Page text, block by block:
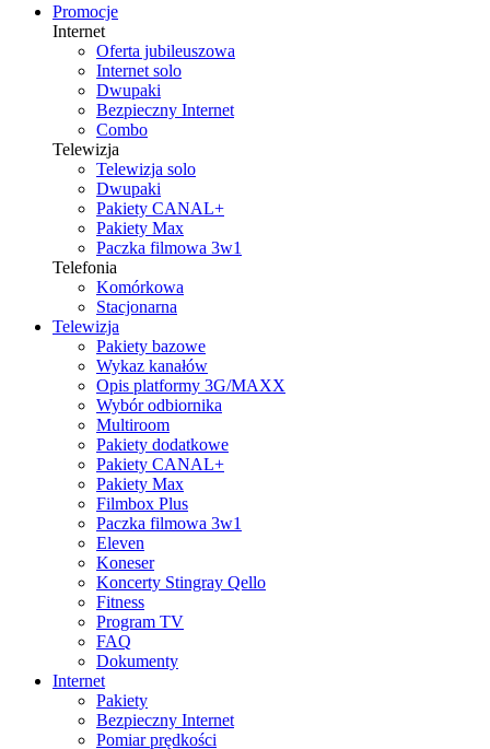
Promocje
Internet
Oferta jubileuszowa
Internet solo
Dwupaki
Bezpieczny Internet
Combo
Telewizja
Telewizja solo
Dwupaki
Pakiety CANAL+
Pakiety Max
Paczka filmowa 3w1
Telefonia
Komórkowa
Stacjonarna
Telewizja
Pakiety bazowe
Wykaz kanałów
Opis platformy 3G/MAXX
Wybór odbiornika
Multiroom
Pakiety dodatkowe
Pakiety CANAL+
Pakiety Max
Filmbox Plus
Paczka filmowa 3w1
Eleven
Koneser
Koncerty Stingray Qello
Fitness
Program TV
FAQ
Dokumenty
Internet
Pakiety
Bezpieczny Internet
Pomiar prędkości